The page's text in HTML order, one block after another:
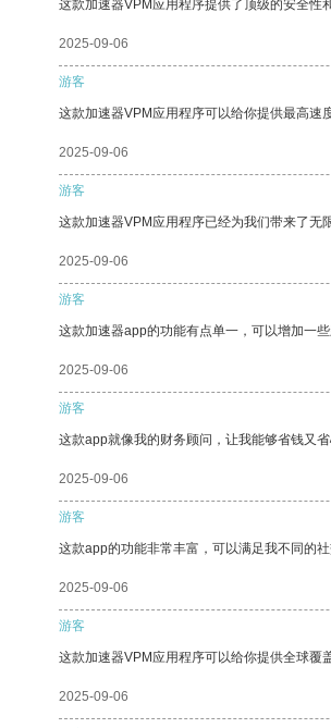
这款加速器VPM应用程序提供了顶级的安全性
2025-09-06
游客
这款加速器VPM应用程序可以给你提供最高速
2025-09-06
游客
这款加速器VPM应用程序已经为我们带来了无
2025-09-06
游客
这款加速器app的功能有点单一，可以增加一
2025-09-06
游客
这款app就像我的财务顾问，让我能够省钱又省
2025-09-06
游客
这款app的功能非常丰富，可以满足我不同的社
2025-09-06
游客
这款加速器VPM应用程序可以给你提供全球覆
2025-09-06